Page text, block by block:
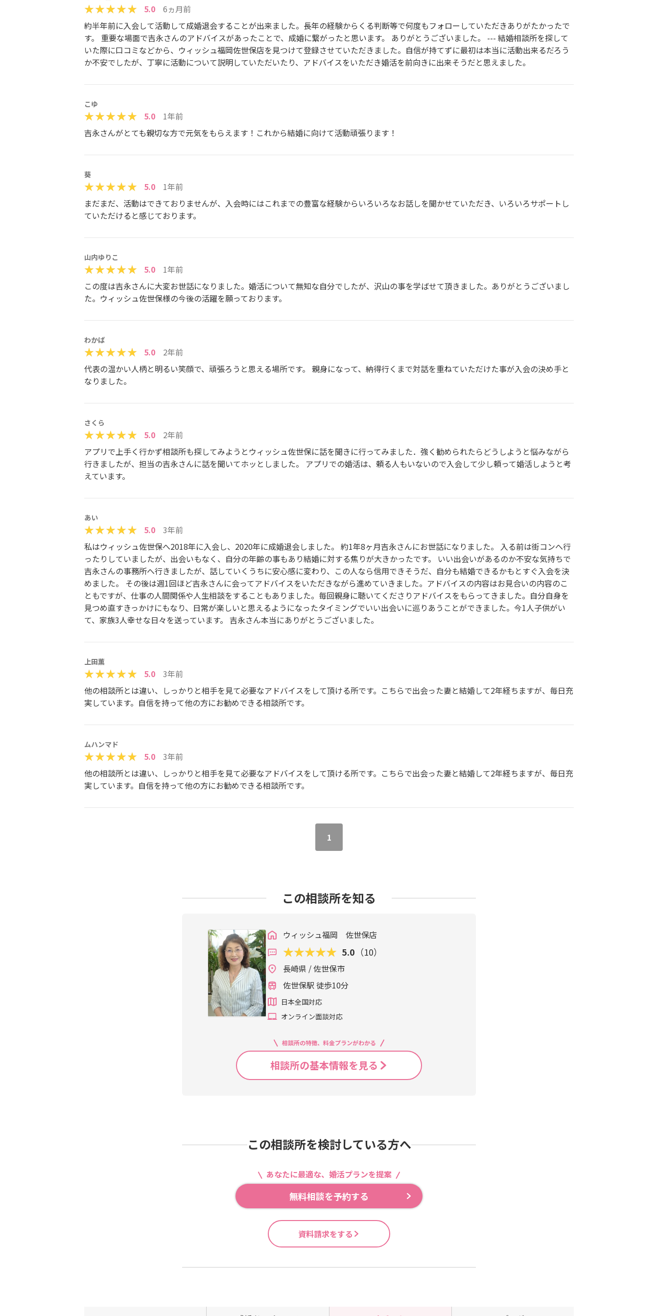
5.0
6ヵ月前
約半年前に入会して活動して成婚退会することが出来ました。長年の経験からくる判断等で何度もフォローしていただきありがたかったで
す。 重要な場面で吉永さんのアドバイスがあったことで、成婚に繋がったと思います。 ありがとうございました。 --- 結婚相談所を探して
いた際に口コミなどから、ウィッシュ福岡佐世保店を見つけて登録させていただきました。自信が持てずに最初は本当に活動出来るだろう
か不安でしたが、丁寧に活動について説明していただいたり、アドバイスをいただき婚活を前向きに出来そうだと思えました。
こゆ
5.0
1年前
吉永さんがとても親切な方で元気をもらえます！これから結婚に向けて活動頑張ります！
葵
5.0
1年前
まだまだ、活動はできておりませんが、入会時にはこれまでの豊富な経験からいろいろなお話しを聞かせていただき、いろいろサポートし
ていただけると感じております。
山内ゆりこ
5.0
1年前
この度は吉永さんに大変お世話になりました。婚活について無知な自分でしたが、沢山の事を学ばせて頂きました。ありがとうございまし
た。ウィッシュ佐世保様の今後の活躍を願っております。
わかば
5.0
2年前
代表の温かい人柄と明るい笑顔で、頑張ろうと思える場所です。 親身になって、納得行くまで対話を重ねていただけた事が入会の決め手と
なりました。
さくら
5.0
2年前
アプリで上手く行かず相談所も探してみようとウィッシュ佐世保に話を聞きに行ってみました．強く勧められたらどうしようと悩みながら
行きましたが、担当の吉永さんに話を聞いてホッとしました。 アプリでの婚活は、頼る人もいないので入会して少し頼って婚活しようと考
えています。
あい
5.0
3年前
私はウィッシュ佐世保へ2018年に入会し、2020年に成婚退会しました。 約1年8ヶ月吉永さんにお世話になりました。 入る前は街コンへ行
ったりしていましたが、出会いもなく、自分の年齢の事もあり結婚に対する焦りが大きかったです。 いい出会いがあるのか不安な気持ちで
吉永さんの事務所へ行きましたが、話していくうちに安心感に変わり、この人なら信用できそうだ、自分も結婚できるかもとすぐ入会を決
めました。 その後は週1回ほど吉永さんに会ってアドバイスをいただきながら進めていきました。アドバイスの内容はお見合いの内容のこ
ともですが、仕事の人間関係や人生相談をすることもありました。毎回親身に聴いてくださりアドバイスをもらってきました。自分自身を
見つめ直すきっかけにもなり、日常が楽しいと思えるようになったタイミングでいい出会いに巡りあうことができました。今1人子供がい
て、家族3人幸せな日々を送っています。 吉永さん本当にありがとうございました。
上田薫
5.0
3年前
他の相談所とは違い、しっかりと相手を見て必要なアドバイスをして頂ける所です。こちらで出会った妻と結婚して2年経ちますが、毎日充
実しています。自信を持って他の方にお勧めできる相談所です。
ムハンマド
5.0
3年前
他の相談所とは違い、しっかりと相手を見て必要なアドバイスをして頂ける所です。こちらで出会った妻と結婚して2年経ちますが、毎日充
実しています。自信を持って他の方にお勧めできる相談所です。
1
この相談所を知る
ウィッシュ福岡 佐世保店
5.0 （10）
長崎県 / 佐世保市
佐世保駅 徒歩10分
日本全国対応
オンライン面談対応
相談所の特徴、料金プランがわかる
相談所の基本情報を見る
この相談所を検討している方へ
あなたに最適な、婚活プランを提案
無料相談を予約する
資料請求をする